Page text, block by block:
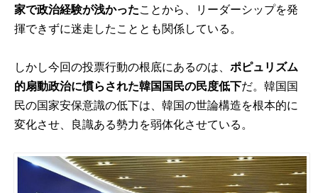
家で政治経験が浅かったことから、リーダーシップを発
揮できずに迷走したこととも関係している。
しかし今回の投票行動の根底にあるのは、ポピュリズム
的扇動政治に慣らされた韓国国民の民度低下だ。韓国国
民の国家安保意識の低下は、韓国の世論構造を根本的に
変化させ、良識ある勢力を弱体化させている。